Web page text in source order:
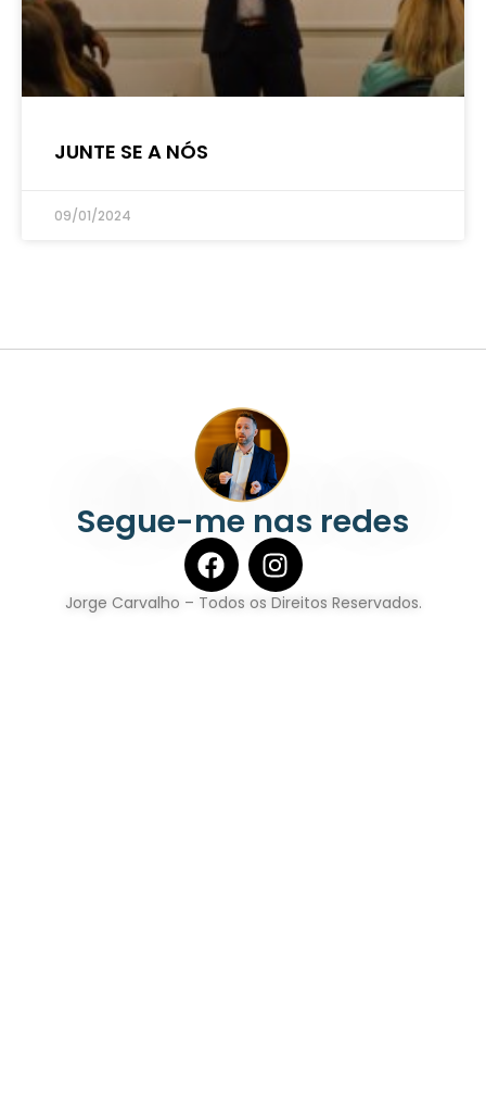
JUNTE SE A NÓS
09/01/2024
Segue-me nas redes
Jorge Carvalho – Todos os Direitos Reservados.